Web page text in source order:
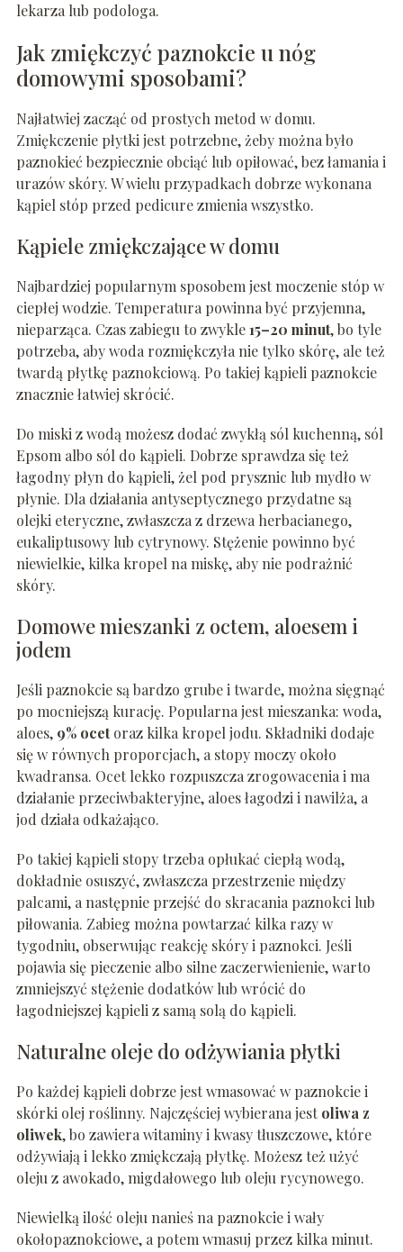
lekarza lub podologa.
Jak zmiękczyć paznokcie u nóg
domowymi sposobami?
Najłatwiej zacząć od prostych metod w domu.
Zmiękczenie płytki jest potrzebne, żeby można było
paznokieć bezpiecznie obciąć lub opiłować, bez łamania i
urazów skóry. W wielu przypadkach dobrze wykonana
kąpiel stóp przed pedicure zmienia wszystko.
Kąpiele zmiękczające w domu
Najbardziej popularnym sposobem jest moczenie stóp w
ciepłej wodzie. Temperatura powinna być przyjemna,
nieparząca. Czas zabiegu to zwykle15–20 minut, bo tyle
potrzeba, aby woda rozmiękczyła nie tylko skórę, ale też
twardą płytkę paznokciową. Po takiej kąpieli paznokcie
znacznie łatwiej skrócić.
Do miski z wodą możesz dodać zwykłą sól kuchenną, sól
Epsom albo sól do kąpieli. Dobrze sprawdza się też
łagodny płyn do kąpieli, żel pod prysznic lub mydło w
płynie. Dla działania antyseptycznego przydatne są
olejki eteryczne, zwłaszcza z drzewa herbacianego,
eukaliptusowy lub cytrynowy. Stężenie powinno być
niewielkie, kilka kropel na miskę, aby nie podrażnić
skóry.
Domowe mieszanki z octem, aloesem i
jodem
Jeśli paznokcie są bardzo grube i twarde, można sięgnąć
po mocniejszą kurację. Popularna jest mieszanka: woda,
aloes, 9% ocetoraz kilka kropel jodu. Składniki dodaje
się w równych proporcjach, a stopy moczy około
kwadransa. Ocet lekko rozpuszcza zrogowacenia i ma
działanie przeciwbakteryjne, aloes łagodzi i nawilża, a
jod działa odkażająco.
Po takiej kąpieli stopy trzeba opłukać ciepłą wodą,
dokładnie osuszyć, zwłaszcza przestrzenie między
palcami, a następnie przejść do skracania paznokci lub
piłowania. Zabieg można powtarzać kilka razy w
tygodniu, obserwując reakcję skóry i paznokci. Jeśli
pojawia się pieczenie albo silne zaczerwienienie, warto
zmniejszyć stężenie dodatków lub wrócić do
łagodniejszej kąpieli z samą solą do kąpieli.
Naturalne oleje do odżywiania płytki
Po każdej kąpieli dobrze jest wmasować w paznokcie i
skórki olej roślinny. Najczęściej wybierana jest oliwa z
oliwek, bo zawiera witaminy i kwasy tłuszczowe, które
odżywiają i lekko zmiękczają płytkę. Możesz też użyć
oleju z awokado, migdałowego lub oleju rycynowego.
Niewielką ilość oleju nanieś na paznokcie i wały
okołopaznokciowe, a potem wmasuj przez kilka minut.